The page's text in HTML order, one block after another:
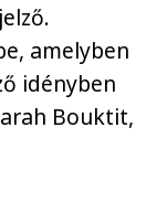
amelyben
idényben
Bouktit,